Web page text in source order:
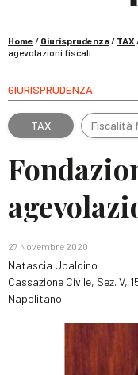
La riforma del
Home / Giurisprudenza/ TAX
agevolazioni fiscali
GIURISPRUDENZA
TAX Fiscalità
27 Novembre 2020
Natascia Ubaldino
Cassazione Civile, Sez. V,
Napolitano